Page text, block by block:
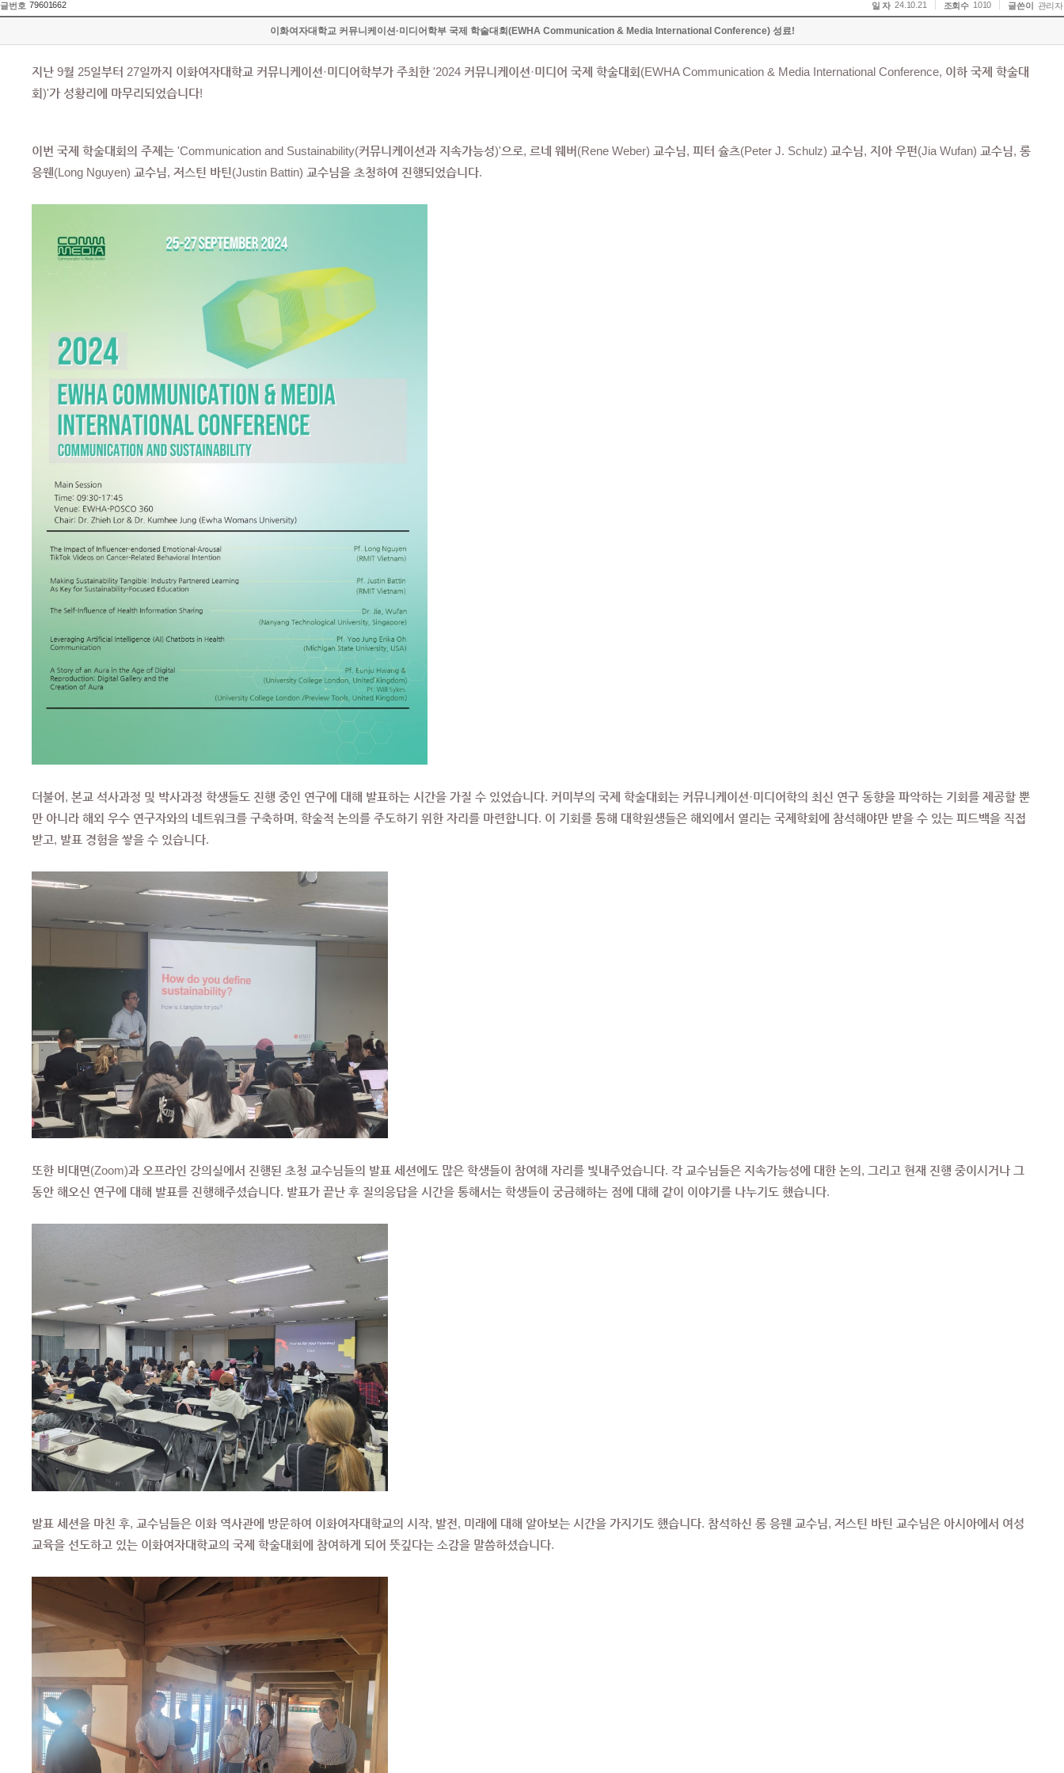
글번호 79601662 일 자 24.10.21 조회수 1010 글쓴이 관리자
이화여자대학교 커뮤니케이션·미디어학부 국제 학술대회(EWHA Communication & Media International Conference) 성료!
지난 9월 25일부터 27일까지 이화여자대학교 커뮤니케이션·미디어학부가 주최한 '2024 커뮤니케이션·미디어 국제 학술대회(EWHA Communication & Media International Conference, 이하 국제 학술대
회)'가 성황리에 마무리되었습니다!
이번 국제 학술대회의 주제는 'Communication and Sustainability(커뮤니케이션과 지속가능성)'으로, 르네 웨버(Rene Weber) 교수님, 피터 슐츠(Peter J. Schulz) 교수님, 지아 우펀(Jia Wufan) 교수님, 롱
응웬(Long Nguyen) 교수님, 저스틴 바틴(Justin Battin) 교수님을 초청하여 진행되었습니다.
더불어, 본교 석사과정 및 박사과정 학생들도 진행 중인 연구에 대해 발표하는 시간을 가질 수 있었습니다. 커미부의 국제 학술대회는 커뮤니케이션·미디어학의 최신 연구 동향을 파악하는 기회를 제공할 뿐
만 아니라 해외 우수 연구자와의 네트워크를 구축하며, 학술적 논의를 주도하기 위한 자리를 마련합니다. 이 기회를 통해 대학원생들은 해외에서 열리는 국제학회에 참석해야만 받을 수 있는 피드백을 직접
받고, 발표 경험을 쌓을 수 있습니다.
또한 비대면(Zoom)과 오프라인 강의실에서 진행된 초청 교수님들의 발표 세션에도 많은 학생들이 참여해 자리를 빛내주었습니다. 각 교수님들은 지속가능성에 대한 논의, 그리고 현재 진행 중이시거나 그
동안 해오신 연구에 대해 발표를 진행해주셨습니다. 발표가 끝난 후 질의응답을 시간을 통해서는 학생들이 궁금해하는 점에 대해 같이 이야기를 나누기도 했습니다.
발표 세션을 마친 후, 교수님들은 이화 역사관에 방문하여 이화여자대학교의 시작, 발전, 미래에 대해 알아보는 시간을 가지기도 했습니다. 참석하신 롱 응웬 교수님, 저스틴 바틴 교수님은 아시아에서 여성
교육을 선도하고 있는 이화여자대학교의 국제 학술대회에 참여하게 되어 뜻깊다는 소감을 말씀하셨습니다.